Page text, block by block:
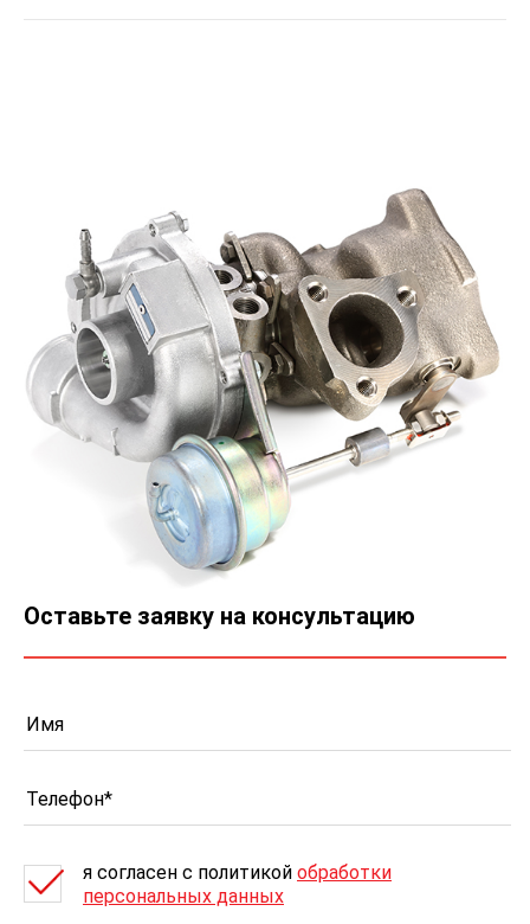
Оставьте заявку на консультацию
я согласен c политикой обработки
персональных данных